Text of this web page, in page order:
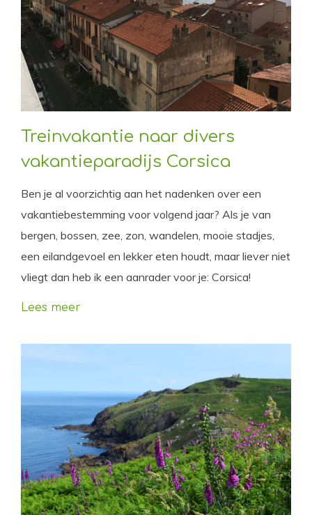
Treinvakantie naar divers
vakantieparadijs Corsica
Ben je al voorzichtig aan het nadenken over een
vakantiebestemming voor volgend jaar? Als je van
bergen, bossen, zee, zon, wandelen, mooie stadjes,
een eilandgevoel en lekker eten houdt, maar liever niet
vliegt dan heb ik een aanrader voor je: Corsica!
Lees meer